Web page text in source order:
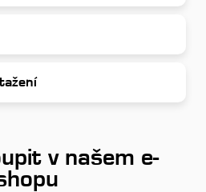
v našem e-